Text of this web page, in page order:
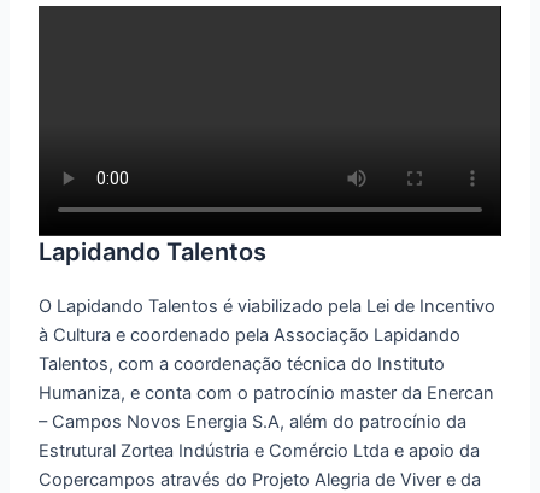
Lapidando Talentos
O Lapidando Talentos é viabilizado pela Lei de Incentivo
à Cultura e coordenado pela Associação Lapidando
Talentos, com a coordenação técnica do Instituto
Humaniza, e conta com o patrocínio master da Enercan
– Campos Novos Energia S.A, além do patrocínio da
Estrutural Zortea Indústria e Comércio Ltda e apoio da
Copercampos através do Projeto Alegria de Viver e da